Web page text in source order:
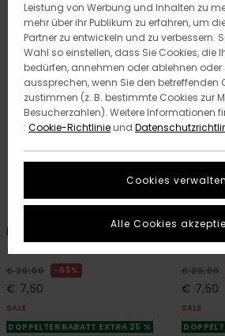
Filterkriterien
springen
filtern
nach
4 ORGANIC COTTON
Icon Label Pocket Y
Jungen 8-16 Grün T-Shirt
€ 20,00 63%
€ 7,50
SALE
DOPPELTER RABATT EXTRA 25 %
4
Icon
€ 20,00
€ 7,50
SALE
Leistung von Werbung und Inhalten zu
mehr über ihr Publikum zu erfahren, um
Partner zu entwickeln und zu verbessern.
Wahl so einstellen, dass Sie Cookies, die
bedürfen, annehmen oder ablehnen
aussprechen, wenn Sie den betreffenden
zustimmen (z. B. bestimmte Cookies zur
Besucherzahlen). Weitere Informationen
: Cookie-Richtlinieund
Cookies verwalten
Alle Cookies